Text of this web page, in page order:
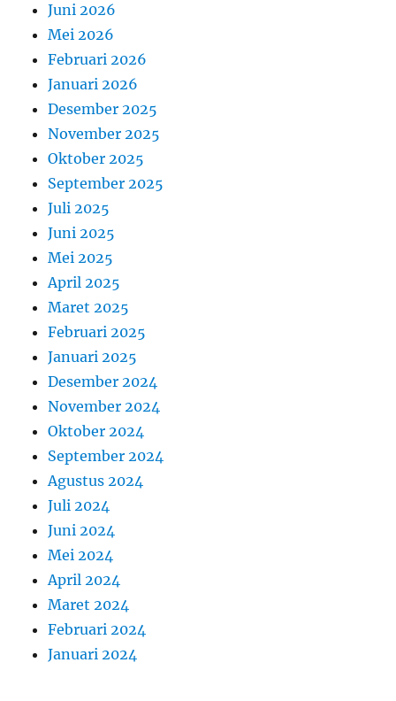
Juni 2026
Mei 2026
Februari 2026
Januari 2026
Desember 2025
November 2025
Oktober 2025
September 2025
Juli 2025
Juni 2025
Mei 2025
April 2025
Maret 2025
Februari 2025
Januari 2025
Desember 2024
November 2024
Oktober 2024
September 2024
Agustus 2024
Juli 2024
Juni 2024
Mei 2024
April 2024
Maret 2024
Februari 2024
Januari 2024